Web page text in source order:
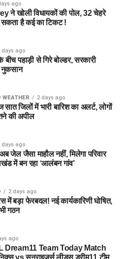
यह जांच कर रहा है कि वहां की जमीन
के लिए उपयुक्त हैं या नहीं।
मिलेगा नया जीवन
नया भवन या परिसर तैयार करने की
में रहने वाली महिलाओं और बच्चों के
है।
है तो संस्थागत जीवन की जगह उन्हें
और सामाजिक वातावरण मिल
मानसिक और सामाजिक विकास में
ago
ने खोली विधायकों की पोल, 32 चेहरे
है कई का टिकट !
days ago
बीच पहाड़ी से गिरे बोल्डर, सरकारी
नुकसान
WEATHER 2 days ago
जिलों में भारी बारिश का अलर्ट, लोगों
की अपील
days ago
जेल जैसा माहौल नहीं, मिलेगा परिवार
में बन रहा ‘आलंबन गांव’
2 days ago
में बड़ा फेरबदल! नई कार्यकारिणी घोषित,
गठन
ago
Dream11 Team Today Match
vs सनराइजर्स लीड्स ड्रीम11 टीम